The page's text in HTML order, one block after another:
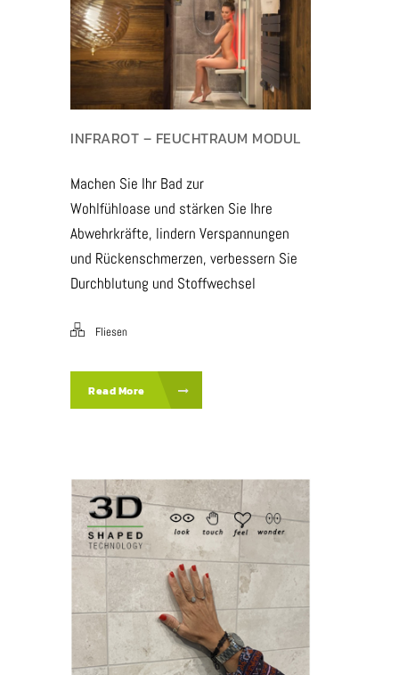
INFRAROT – FEUCHTRAUM MODUL
Machen Sie Ihr Bad zur
Wohlfühloase und stärken Sie Ihre
Abwehrkräfte, lindern Verspannungen
und Rückenschmerzen, verbessern Sie
Durchblutung und Stoffwechsel
Fliesen
Read More